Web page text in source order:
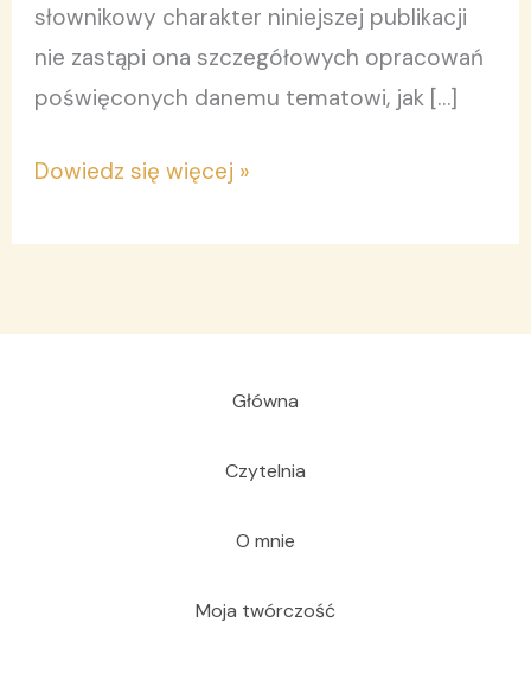
słownikowy charakter niniejszej publikacji
nie zastąpi ona szczegółowych opracowań
poświęconych danemu tematowi, jak […]
Dowiedz się więcej »
Główna
Czytelnia
O mnie
Moja twórczość